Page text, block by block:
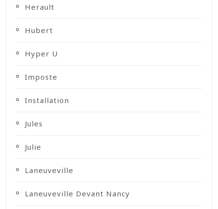
Herault
Hubert
Hyper U
Imposte
Installation
Jules
Julie
Laneuveville
Laneuveville Devant Nancy